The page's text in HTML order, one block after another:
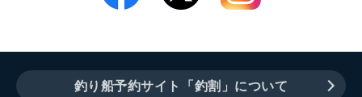
釣り船予約サイト「釣割」について